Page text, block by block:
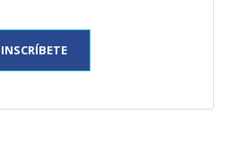
INSCRÍBETE